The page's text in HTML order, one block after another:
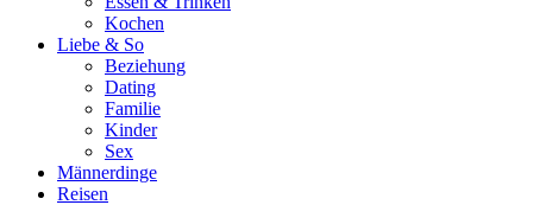
Kochen
Liebe & So
Beziehung
Dating
Familie
Kinder
Sex
Männerdinge
Reisen